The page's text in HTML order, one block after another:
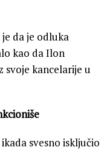
da je odluka
kao da Ilon
svoje kancelarije u
svesno isključio